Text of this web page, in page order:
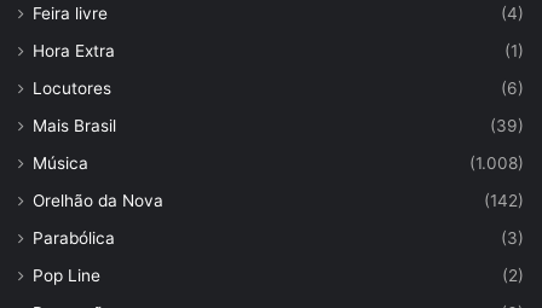
Feira livre
(4)
Hora Extra
(1)
Locutores
(6)
Mais Brasil
(39)
Música
(1.008)
Orelhão da Nova
(142)
Parabólica
(3)
Pop Line
(2)